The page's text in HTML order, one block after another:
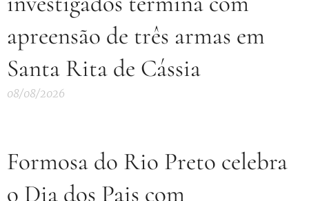
apreensão de três armas em
Santa Rita de Cássia
08/08/2026
Formosa do Rio Preto celebra
o Dia dos Pais com